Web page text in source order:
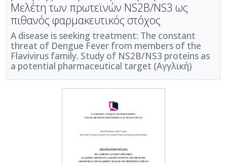
Μελέτη των πρωτεϊνών NS2B/NS3 ως
πιθανός φαρμακευτικός στόχος
A disease is seeking treatment: The constant
threat of Dengue Fever from members of the
Flavivirus family. Study of NS2B/NS3 proteins as
a potential pharmaceutical target (Αγγλική)